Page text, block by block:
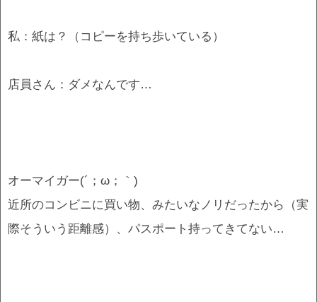
私：紙は？（コピーを持ち歩いている）
店員さん：ダメなんです…
オーマイガー(´；ω；｀)
近所のコンビニに買い物、みたいなノリだったから（実
際そういう距離感）、パスポート持ってきてない…